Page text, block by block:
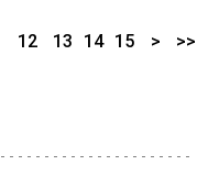
12 13 14 15 > >>